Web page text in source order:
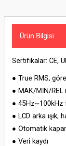
Ürün Bilgisi
Sertifikalar: CE,
● True RMS,
● MAK/MIN/
● 45Hz~100kHz
● LCD arka ışık;
● Otomatik
● Veri kaydı